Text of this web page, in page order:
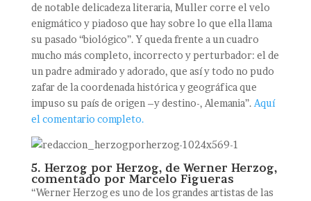
de notable delicadeza literaria, Muller corre el velo
enigmático y piadoso que hay sobre lo que ella llama
su pasado “biológico”. Y queda frente a un cuadro
mucho más completo, incorrecto y perturbador: el de
un padre admirado y adorado, que así y todo no pudo
zafar de la coordenada histórica y geográfica que
impuso su país de origen –y destino-, Alemania”. Aquí
el comentario completo.
5. Herzog por Herzog, de Werner Herzog,
comentado por Marcelo Figueras
“Werner Herzog es uno de los grandes artistas de las